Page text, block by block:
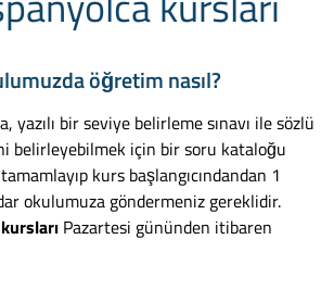
öğretim nasıl?
yazılı bir seviye belirleme sınavı ile sözlü
belirleyebilmek için bir soru kataloğu
kurs başlangıcındandan 1
okulumuza göndermeniz gereklidir.
Pazartesi gününden itibaren